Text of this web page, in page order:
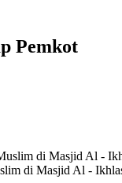
Pemkot
di Masjid Al -